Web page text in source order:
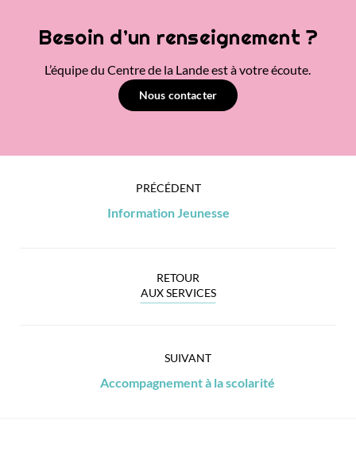
Besoin d’un renseignement ?
L’équipe du Centre de la Lande est à votre écoute.
Nous contacter
PRÉCÉDENT
Information Jeunesse
RETOUR
AUX SERVICES
SUIVANT
Accompagnement à la scolarité